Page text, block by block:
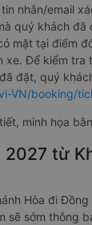
nhắn/email
quý khách
mặt tại điểm
xe. Để kiểm
đặt, quý
VN/booking/
minh họa
từ
Hòa đi
sẽ sớm thông